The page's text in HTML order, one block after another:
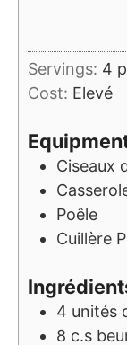
Servings: 4
Cost: Elevé
Ciseaux
Poêle
Cuillère
4 unités
8 c.s